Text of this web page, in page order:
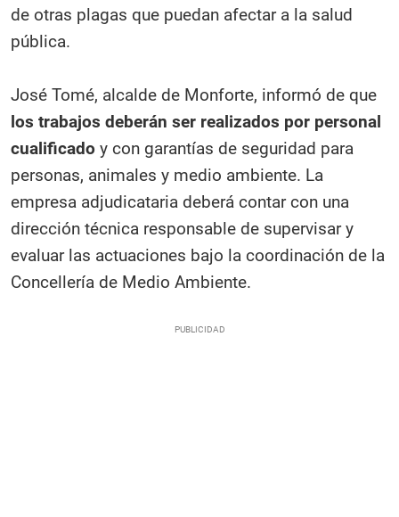
de otras plagas que puedan afectar a la salud
pública.
José Tomé, alcalde de Monforte, informó de que
los trabajos deberán ser realizados por personal
cualificado y con garantías de seguridad para
personas, animales y medio ambiente. La
empresa adjudicataria deberá contar con una
dirección técnica responsable de supervisar y
evaluar las actuaciones bajo la coordinación de la
Concellería de Medio Ambiente.